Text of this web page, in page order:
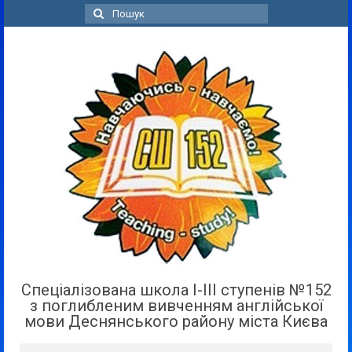
Пошук
для:
Спеціалізована школа І-ІІІ ступенів №152
з поглибленим вивченням англійської
мови Деснянського району міста Києва